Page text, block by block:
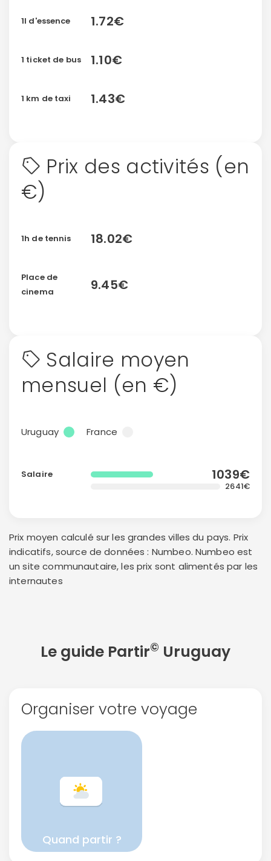
1l d'essence 1.72€
1 ticket de bus 1.10€
1 km de taxi 1.43€
Prix des activités (en
€)
1h de tennis 18.02€
Place de
cinema
9.45€
Salaire moyen
mensuel (en €)
Uruguay France
Salaire 1039€
2641€
Prix moyen calculé sur les grandes villes du pays. Prix
indicatifs, source de données : Numbeo. Numbeo est
un site communautaire, les prix sont alimentés par les
internautes
Le guide Partir© Uruguay
Organiser votre voyage
Quand partir ?
Continuer avec Apple
confidentialité.